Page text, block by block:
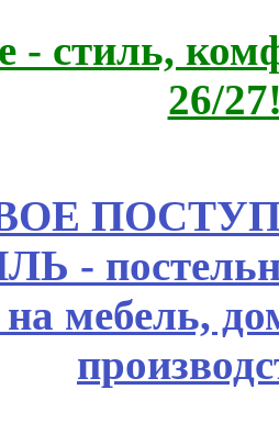
- стиль,
26/
-
мебель,